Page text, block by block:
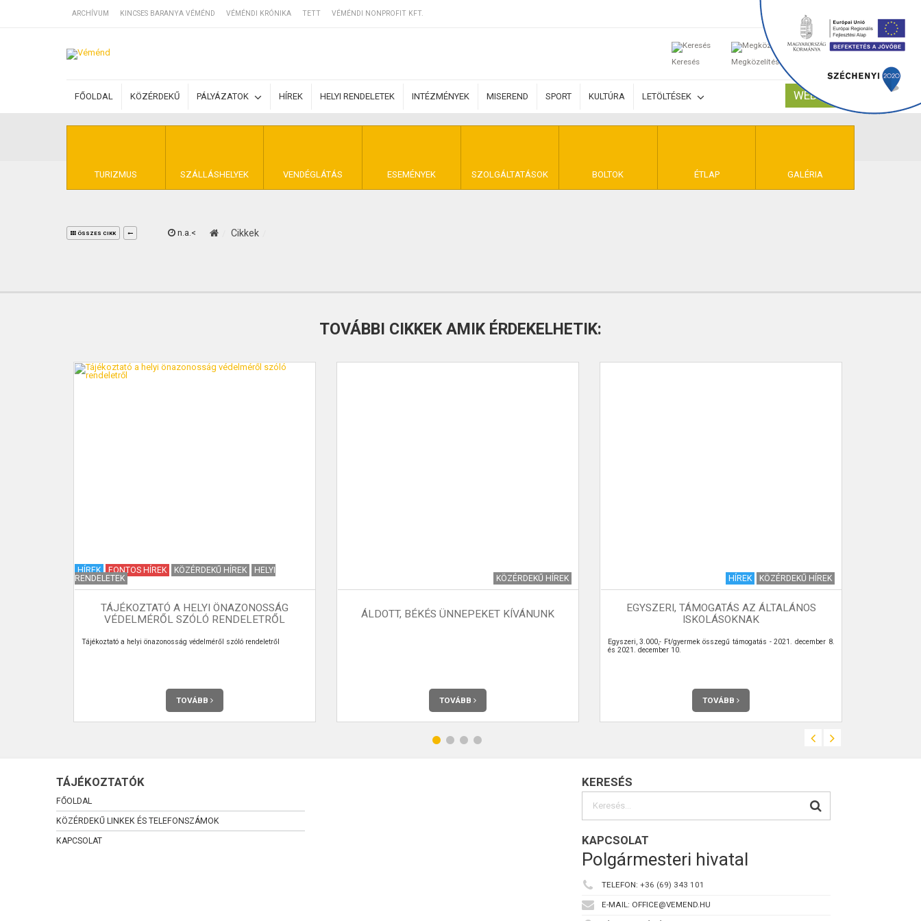
ARCHÍVUM KINCSES BARANYA VÉMÉND VÉMÉNDI KRÓNIKA TETT VÉMÉNDI NONPROFIT KFT.
Keresés Megközelítés
0
FŐOLDAL KÖZÉRDEKŰ PÁLYÁZATOK HÍREK HELYI RENDELETEK INTÉZMÉNYEK MISEREND SPORT KULTÚRA LETÖLTÉSEK WEBSHOP
TURIZMUS SZÁLLÁSHELYEK VENDÉGLÁTÁS ESEMÉNYEK SZOLGÁLTATÁSOK BOLTOK ÉTLAP GALÉRIA
SZÁLLÁSOK
BEJEGYZÉSEK
ÁLTALÁNOS SZERZŐDÉSI FELTÉTELEK
KINCSES BARANYA VÉMÉND
ÖSSZES CIKK n.a.< Cikkek
TOVÁBBI CIKKEK AMIK ÉRDEKELHETIK:
HÍREK FONTOS HÍREK KÖZÉRDEKŰ HÍREK
HELYI
RENDELETEK
TÁJÉKOZTATÓ A HELYI ÖNAZONOSSÁG
VÉDELMÉRŐL SZÓLÓ RENDELETRŐL
Tájékoztató a helyi önazonosság védelméről szóló rendeletről
TOVÁBB
KÖZÉRDEKŰ HÍREK
ÁLDOTT, BÉKÉS ÜNNEPEKET KÍVÁNUNK
TOVÁBB
HÍREK KÖZÉRDEKŰ HÍREK
EGYSZERI, TÁMOGATÁS AZ ÁLTALÁNOS
ISKOLÁSOKNAK
Egyszeri, 3.000,- Ft/gyermek összegű támogatás - 2021. december 8.
és 2021. december 10.
TOVÁBB
TÁJÉKOZTATÓK
FŐOLDAL
KÖZÉRDEKŰ LINKEK ÉS TELEFONSZÁMOK
KAPCSOLAT
KERESÉS
KAPCSOLAT
Polgármesteri hivatal
TELEFON: +36 (69) 343 101
E-MAIL: OFFICE@VEMEND.HU